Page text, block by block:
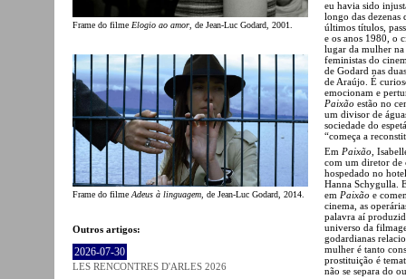
Frame do filme Elogio ao amor, de Jean-Luc Godard, 2001.
Frame do filme Adeus à linguagem , de Jean-Luc Godard, 2014.
Outros artigos:
2026-07-30
LES RENCONTRES D'ARLES 2026
eu havia sido
longo das dezenas
últimos títulos,
e os anos 1980, o
lugar da mulher
feministas do
de Godard nas
de Araújo. É
emocionam e
Paixão estão no
um divisor de
sociedade do
“começa a
Em Paixão ,
com um diretor de
hospedado no
Hanna Schygulla.
em Paixão e
cinema, as
palavra aí
universo da
godardianas
mulher é tanto
prostituição é
não se separa do